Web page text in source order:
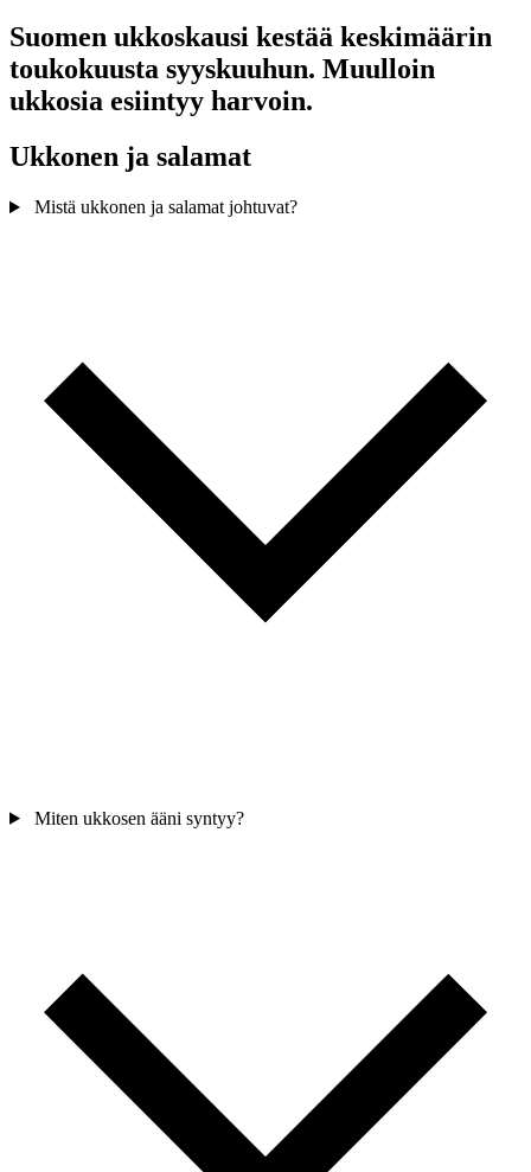
Suomen ukkoskausi kestää keskimäärin
toukokuusta syyskuuhun. Muulloin
ukkosia esiintyy harvoin.
Ukkonen ja salamat
Mistä ukkonen ja salamat johtuvat?
Miten ukkosen ääni syntyy?